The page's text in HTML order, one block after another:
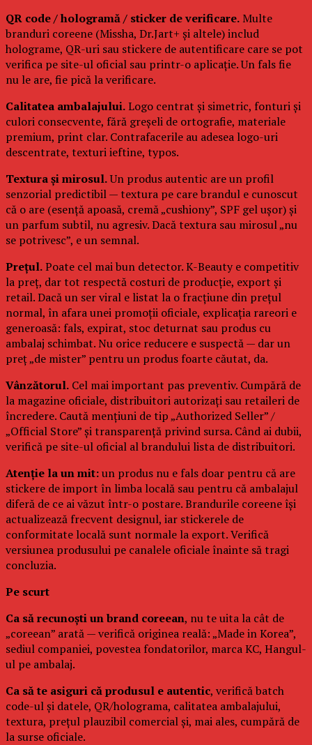
QR code / hologramă / sticker de verificare.Multe
branduri coreene (Missha, Dr.Jart+ și altele) includ
holograme, QR-uri sau stickere de autentificare care se pot
verifica pe site-ul oficial sau printr-o aplicație. Un fals fie
nu le are, fie pică la verificare.
Calitatea ambalajului.Logo centrat și simetric, fonturi și
culori consecvente, fără greșeli de ortografie, materiale
premium, print clar. Contrafacerile au adesea logo-uri
descentrate, texturi ieftine, typos.
Textura și mirosul.Un produs autentic are un profil
senzorial predictibil — textura pe care brandul e cunoscut
că o are (esență apoasă, cremă „cushiony”, SPF gel ușor) și
un parfum subtil, nu agresiv. Dacă textura sau mirosul „nu
se potrivesc”, e un semnal.
Prețul.Poate cel mai bun detector. K-Beauty e competitiv
la preț, dar tot respectă costuri de producție, export și
retail. Dacă un ser viral e listat la o fracțiune din prețul
normal, în afara unei promoții oficiale, explicația rareori e
generoasă: fals, expirat, stoc deturnat sau produs cu
ambalaj schimbat. Nu orice reducere e suspectă — dar un
preț „de mister” pentru un produs foarte căutat, da.
Vânzătorul. Cel mai important pas preventiv. Cumpără de
la magazine oficiale, distribuitori autorizați sau retaileri de
încredere. Caută mențiuni de tip „Authorized Seller” /
„Official Store” și transparență privind sursa. Când ai dubii,
verifică pe site-ul oficial al brandului lista de distribuitori.
Atenție la un mit:un produs nu e fals doar pentru că are
stickere de import în limba locală sau pentru că ambalajul
diferă de ce ai văzut într-o postare. Brandurile coreene își
actualizează frecvent designul, iar stickerele de
conformitate locală sunt normale la export. Verifică
versiunea produsului pe canalele oficiale înainte să tragi
concluzia.
Pe scurt
Ca să recunoști un brand coreean, nu te uita la cât de
„coreean” arată — verifică originea reală: „Made in Korea”,
sediul companiei, povestea fondatorilor, marca KC, Hangul-
ul pe ambalaj.
Ca să te asiguri că produsul e autentic, verifică batch
code-ul și datele, QR/holograma, calitatea ambalajului,
textura, prețul plauzibil comercial și, mai ales, cumpără de
la surse oficiale.